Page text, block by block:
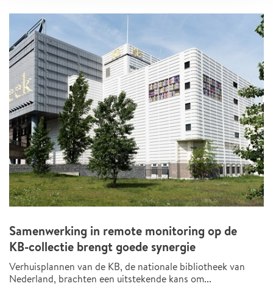
Samenwerking in remote monitoring op de
KB-collectie brengt goede synergie
Verhuisplannen van de KB, de nationale bibliotheek van
Nederland, brachten een uitstekende kans om...